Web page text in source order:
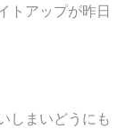
トアップが昨日
しまいどうにも